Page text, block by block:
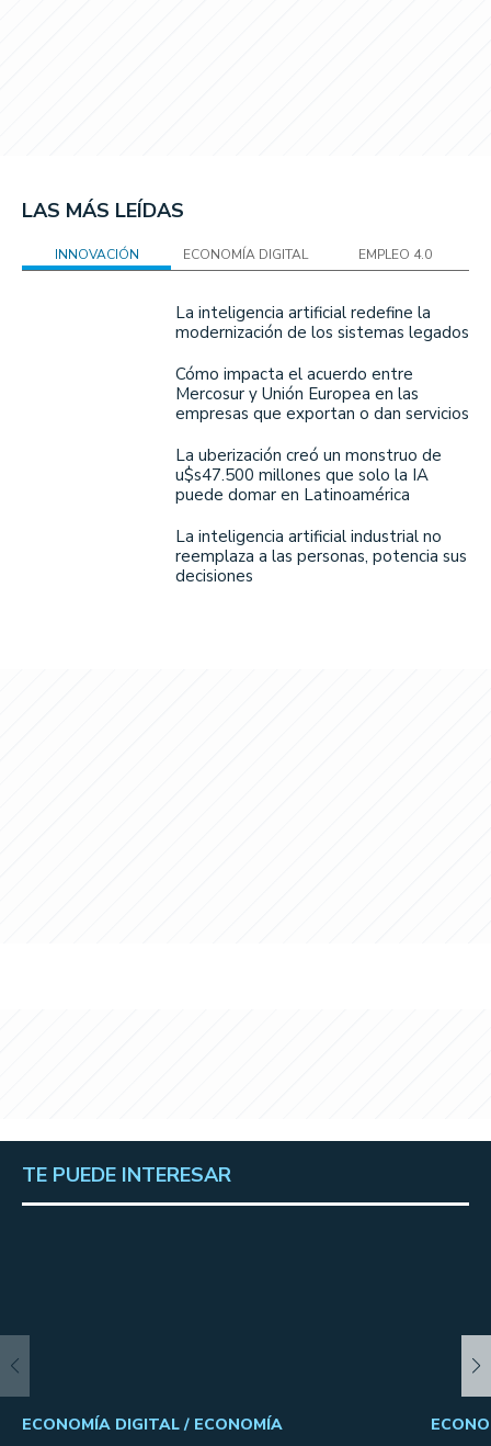
LAS MÁS LEÍDAS
INNOVACIÓN ECONOMÍA DIGITAL EMPLEO 4.0
La inteligencia artificial redefine la
modernización de los sistemas legados
Cómo impacta el acuerdo entre
Mercosur y Unión Europea en las
empresas que exportan o dan servicios
La uberización creó un monstruo de
u$s47.500 millones que solo la IA
puede domar en Latinoamérica
La inteligencia artificial industrial no
reemplaza a las personas, potencia sus
decisiones
TE PUEDE INTERESAR
ECONOMÍA DIGITAL / ECONOMÍA